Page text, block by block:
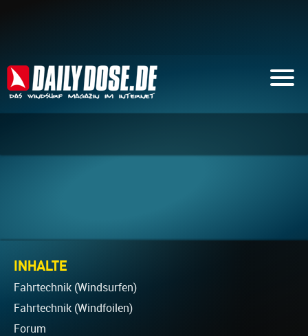
INHALTE
Fahrtechnik (Windsurfen)
Fahrtechnik (Windfoilen)
Forum